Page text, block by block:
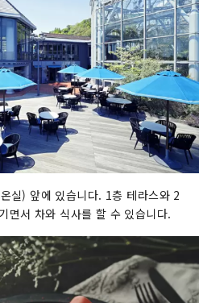
실) 앞에 있습니다. 1층 테라스와 2
면서 차와 식사를 할 수 있습니다.